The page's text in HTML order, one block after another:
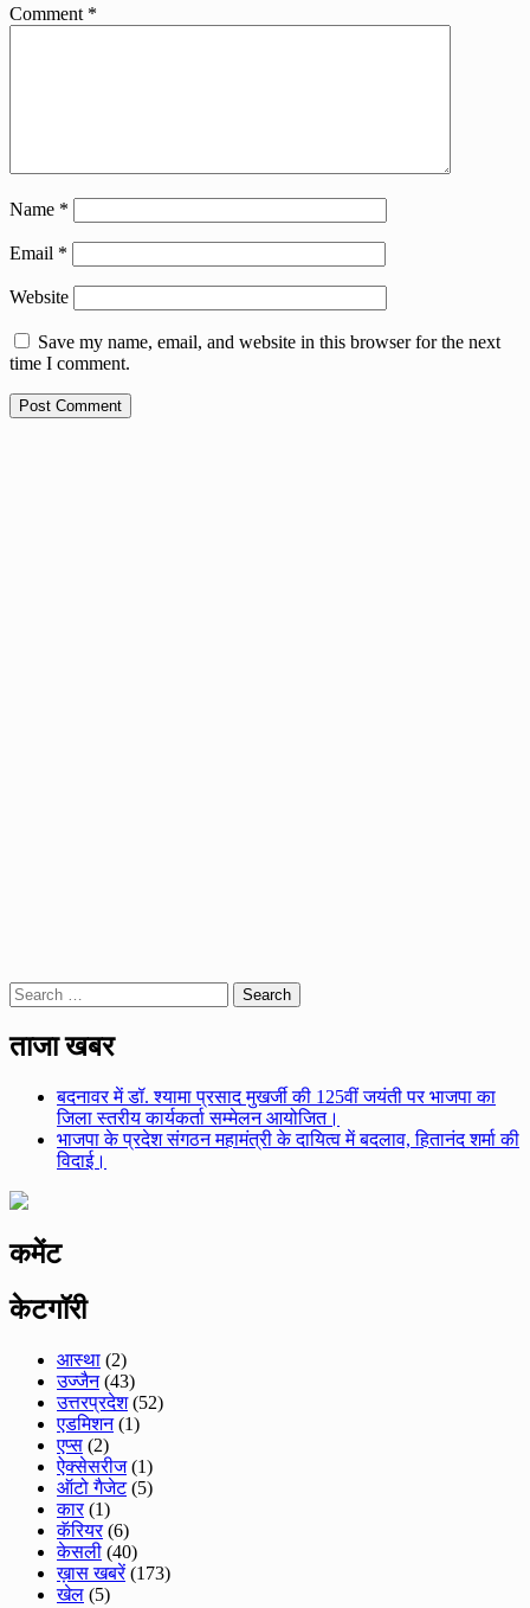
Comment *
Name *
Email *
Website
Save my name, email, and website in this browser for the next
time I comment.
Search
for:
ताजा खबर
बदनावर में डॉ. श्यामा प्रसाद मुखर्जी की 125वीं जयंती पर भाजपा का
जिला स्तरीय कार्यकर्ता सम्मेलन आयोजित।
भाजपा के प्रदेश संगठन महामंत्री के दायित्व में बदलाव, हितानंद शर्मा की
विदाई।
कमेंट
केटगॉरी
आस्था (2)
उज्जैन(43)
उत्तरप्रदेश(52)
एडमिशन(1)
एप्स (2)
ऐक्सेसरीज(1)
ऑटो गैजेट(5)
कार(1)
कॅरियर(6)
केसली (40)
ख़ास खबरें(173)
खेल (5)